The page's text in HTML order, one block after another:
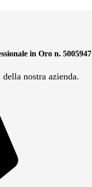
in Oro n. 5005947
nostra azienda.